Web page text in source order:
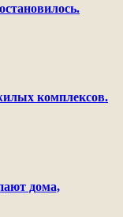
комплексов.
дома,